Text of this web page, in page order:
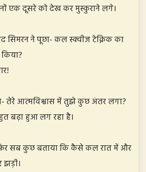
एक दूसरे को देख कर मुस्कुराने लगे।
सिमरन ने पूछा- कल स्क्वीज टेक्निक का
तेरे आत्मविश्वास में तुझे कुछ अंतर लगा?
बढ़ा हुआ लग रहा है।
सब कुछ बताया कि कैसे कल रात में और
झड़ी।